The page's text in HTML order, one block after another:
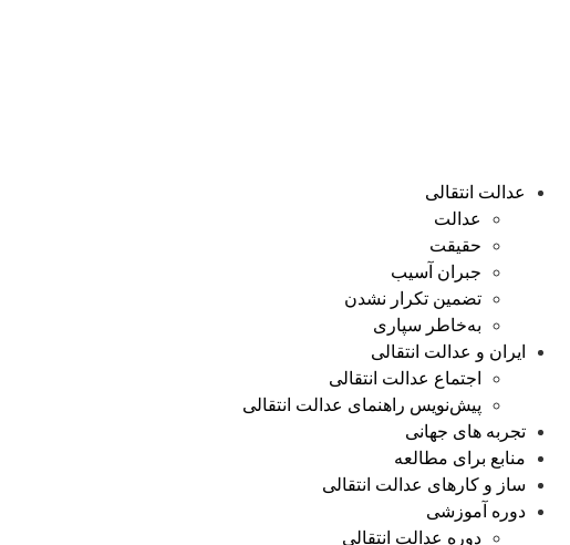
عدالت انتقالی
عدالت
حقیقت
جبران آسیب
تضمین تکرار نشدن
به‌خاطر سپاری
ایران و عدالت انتقالی
اجتماع عدالت انتقالی
پیش‌نویس راهنمای عدالت انتقالی
تجربه های جهانی
منابع برای مطالعه
ساز و کارهای عدالت انتقالی
دوره آموزشی
دوره عدالت انتقالی